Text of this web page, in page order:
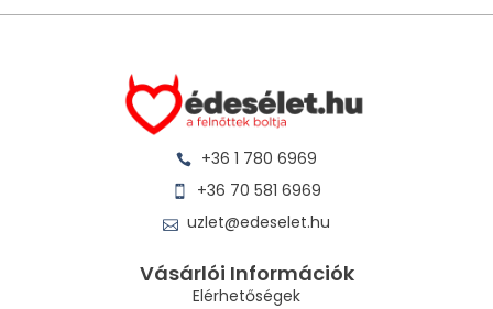
+36 1 780 6969
+36 70 581 6969
uzlet@edeselet.hu
Vásárlói Információk
Elérhetőségek